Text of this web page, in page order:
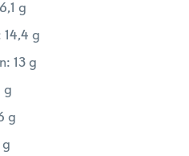
g
g
13 g
g
g